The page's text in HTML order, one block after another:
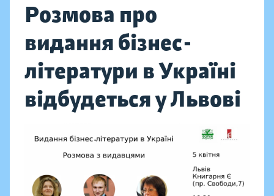
Розмова про
видання бізнес-
літератури в Україні
відбудеться у Львові